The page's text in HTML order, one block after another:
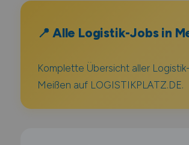
📍 Alle Logistik-Jobs in
Komplette Übersicht aller
Meißen auf LOGISTIKPLATZ.DE.